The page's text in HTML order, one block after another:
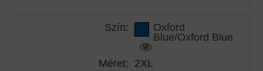
Szín: Oxford
Blue/Oxford Blue
Méret: 2XL